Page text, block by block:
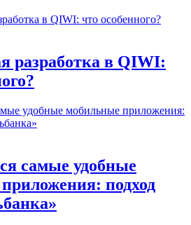
разработка в QIWI:
самые удобные
подход